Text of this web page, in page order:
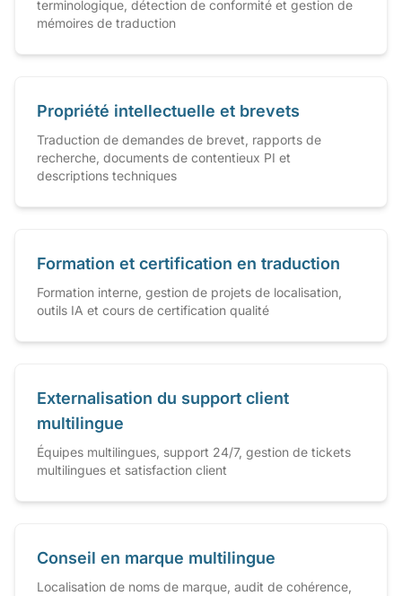
terminologique, détection de conformité et gestion de
mémoires de traduction
Propriété intellectuelle et brevets
Traduction de demandes de brevet, rapports de
recherche, documents de contentieux PI et
descriptions techniques
Formation et certification en traduction
Formation interne, gestion de projets de localisation,
outils IA et cours de certification qualité
Externalisation du support client
multilingue
Équipes multilingues, support 24/7, gestion de tickets
multilingues et satisfaction client
Conseil en marque multilingue
Localisation de noms de marque, audit de cohérence,